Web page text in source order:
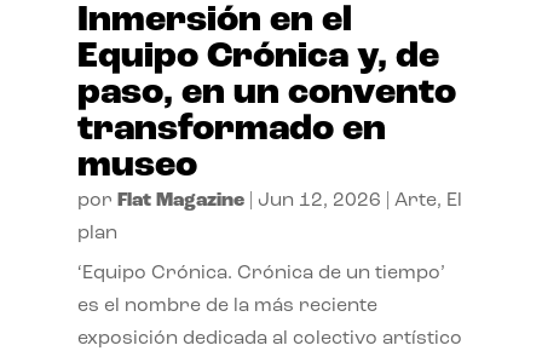
Inmersión en el
Equipo Crónica y, de
paso, en un convento
transformado en
museo
por Flat Magazine| Jun 12, 2026 Arte, El
plan
‘Equipo Crónica. Crónica de un tiempo’
es el nombre de la más reciente
exposición dedicada al colectivo artístico